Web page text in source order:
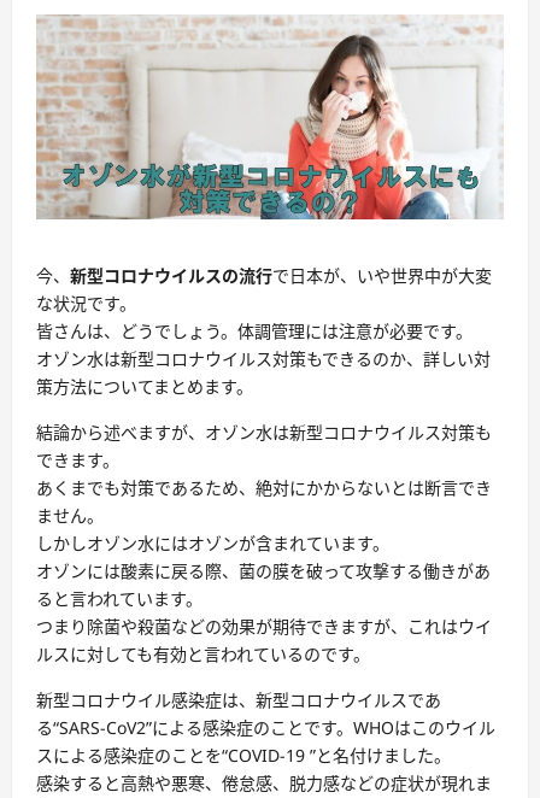
今、 新型コロナウイルスの流行で日本が、いや世界中が大変
な状況です。
皆さんは、どうでしょう。体調管理には注意が必要です。
オゾン水は新型コロナウイルス対策もできるのか、詳しい対
策方法についてまとめます。
結論から述べますが、オゾン水は新型コロナウイルス対策も
できます。
あくまでも対策であるため、絶対にかからないとは断言でき
ません。
しかしオゾン水にはオゾンが含まれています。
オゾンには酸素に戻る際、菌の膜を破って攻撃する働きがあ
ると言われています。
つまり除菌や殺菌などの効果が期待できますが、これはウイ
ルスに対しても有効と言われているのです。
新型コロナウイル感染症は、新型コロナウイルスであ
る“SARS-CoV2”による感染症のことです。WHOはこのウイル
スによる感染症のことを“COVID-19 ”と名付けました。
感染すると高熱や悪寒、倦怠感、脱力感などの症状が現れま